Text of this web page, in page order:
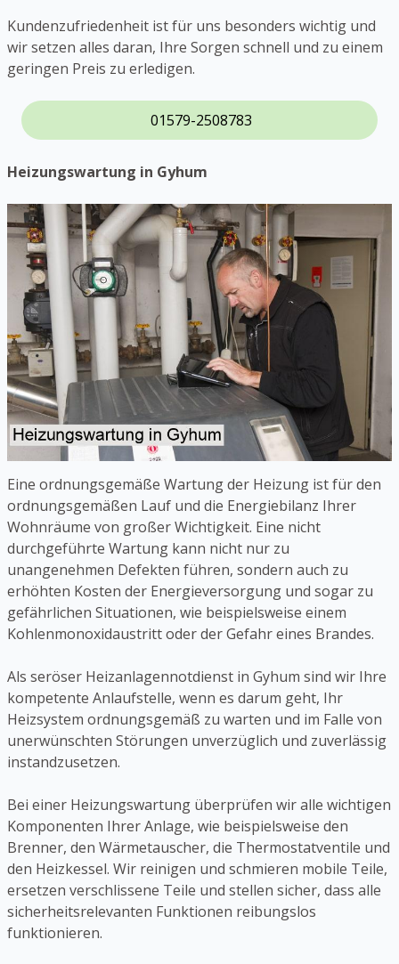
Kundenzufriedenheit ist für uns besonders wichtig und
wir setzen alles daran, Ihre Sorgen schnell und zu einem
geringen Preis zu erledigen.
01579-2508783
Heizungswartung in Gyhum
Eine ordnungsgemäße Wartung der Heizung ist für den
ordnungsgemäßen Lauf und die Energiebilanz Ihrer
Wohnräume von großer Wichtigkeit. Eine nicht
durchgeführte Wartung kann nicht nur zu
unangenehmen Defekten führen, sondern auch zu
erhöhten Kosten der Energieversorgung und sogar zu
gefährlichen Situationen, wie beispielsweise einem
Kohlenmonoxidaustritt oder der Gefahr eines Brandes.
Als seröser Heizanlagennotdienst in Gyhum sind wir Ihre
kompetente Anlaufstelle, wenn es darum geht, Ihr
Heizsystem ordnungsgemäß zu warten und im Falle von
unerwünschten Störungen unverzüglich und zuverlässig
instandzusetzen.
Bei einer Heizungswartung überprüfen wir alle wichtigen
Komponenten Ihrer Anlage, wie beispielsweise den
Brenner, den Wärmetauscher, die Thermostatventile und
den Heizkessel. Wir reinigen und schmieren mobile Teile,
ersetzen verschlissene Teile und stellen sicher, dass alle
sicherheitsrelevanten Funktionen reibungslos
funktionieren.